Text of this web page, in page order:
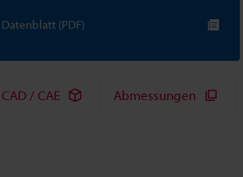
Datenblatt (PDF)
CAD / CAE Abmessungen